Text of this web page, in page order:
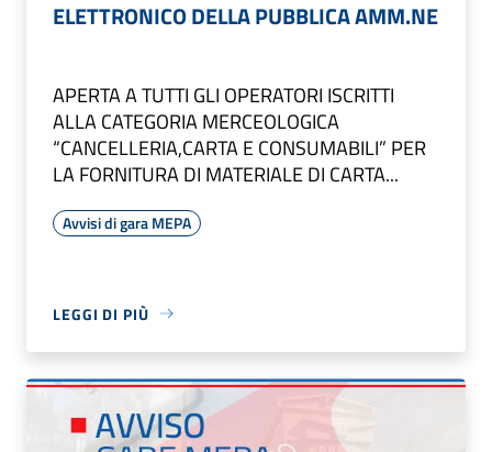
ELETTRONICO DELLA PUBBLICA AMM.NE
APERTA A TUTTI GLI OPERATORI ISCRITTI
ALLA CATEGORIA MERCEOLOGICA
“CANCELLERIA,CARTA E CONSUMABILI” PER
LA FORNITURA DI MATERIALE DI CARTA...
Avvisi di gara MEPA
LEGGI DI PIÙ